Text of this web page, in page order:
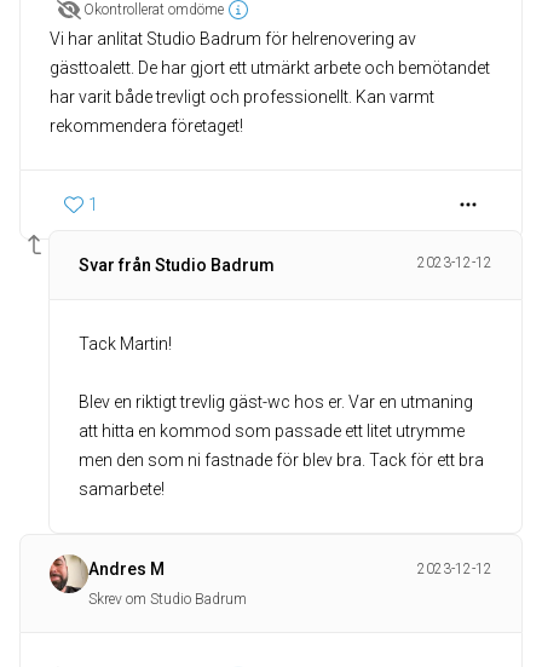
Okontrollerat omdöme
Vi har anlitat Studio Badrum för helrenovering av
gästtoalett. De har gjort ett utmärkt arbete och bemötandet
har varit både trevligt och professionellt. Kan varmt
rekommendera företaget!
1
Svar från Studio Badrum 2023-12-12
Tack Martin!
Blev en riktigt trevlig gäst-wc hos er. Var en utmaning
att hitta en kommod som passade ett litet utrymme
men den som ni fastnade för blev bra. Tack för ett bra
samarbete!
Andres M
2023-12-12
Skrev om Studio Badrum